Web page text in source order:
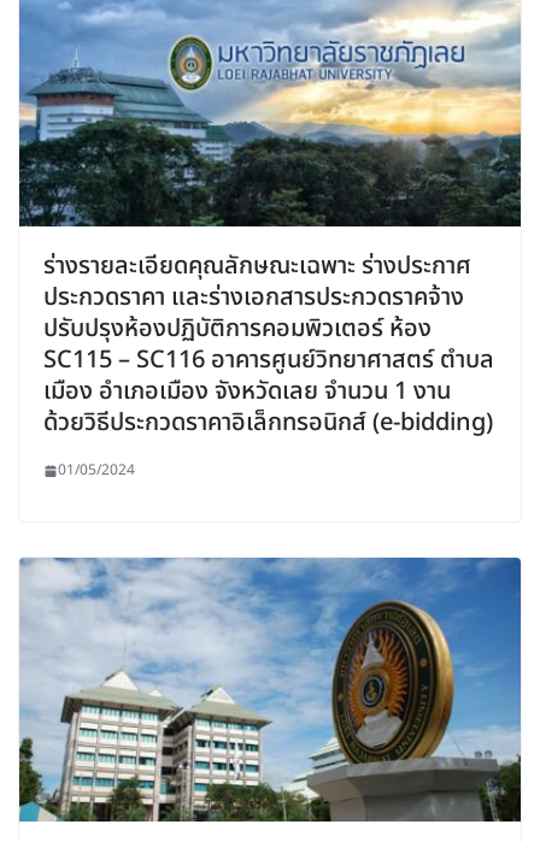
ร่างรายละเอียดคุณลักษณะเฉพาะ ร่างประกาศ
ประกวดราคา และร่างเอกสารประกวดราคจ้าง
ปรับปรุงห้องปฏิบัติการคอมพิวเตอร์ ห้อง
SC115 – SC116 อาคารศูนย์วิทยาศาสตร์ ตำบล
เมือง อำเภอเมือง จังหวัดเลย จำนวน 1 งาน
ด้วยวิธีประกวดราคาอิเล็กทรอนิกส์ (e-bidding)
01/05/2024